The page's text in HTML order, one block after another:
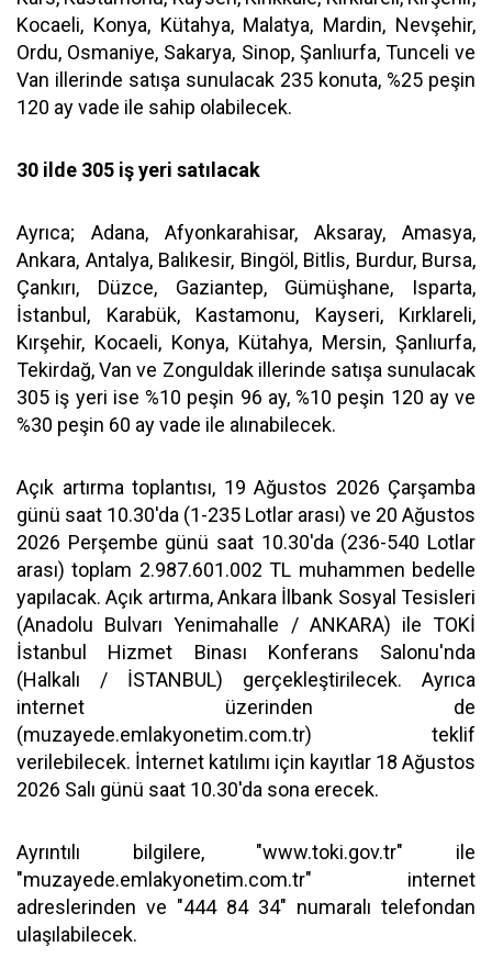
Kocaeli, Konya, Kütahya, Malatya, Mardin, Nevşehir,
Ordu, Osmaniye, Sakarya, Sinop, Şanlıurfa, Tunceli ve
Van illerinde satışa sunulacak 235 konuta, %25 peşin
120 ay vade ile sahip olabilecek.
30 ilde 305 iş yeri satılacak
Ayrıca; Adana, Afyonkarahisar, Aksaray, Amasya,
Ankara, Antalya, Balıkesir, Bingöl, Bitlis, Burdur, Bursa,
Çankırı, Düzce, Gaziantep, Gümüşhane, Isparta,
İstanbul, Karabük, Kastamonu, Kayseri, Kırklareli,
Kırşehir, Kocaeli, Konya, Kütahya, Mersin, Şanlıurfa,
Tekirdağ, Van ve Zonguldak illerinde satışa sunulacak
305 iş yeri ise %10 peşin 96 ay, %10 peşin 120 ay ve
%30 peşin 60 ay vade ile alınabilecek.
Açık artırma toplantısı, 19 Ağustos 2026 Çarşamba
günü saat 10.30'da (1-235 Lotlar arası) ve 20 Ağustos
2026 Perşembe günü saat 10.30'da (236-540 Lotlar
arası) toplam 2.987.601.002 TL muhammen bedelle
yapılacak. Açık artırma, Ankara İlbank Sosyal Tesisleri
(Anadolu Bulvarı Yenimahalle / ANKARA) ile TOKİ
İstanbul Hizmet Binası Konferans Salonu'nda
(Halkalı / İSTANBUL) gerçekleştirilecek. Ayrıca
internet üzerinden de
(muzayede.emlakyonetim.com.tr) teklif
verilebilecek. İnternet katılımı için kayıtlar 18 Ağustos
2026 Salı günü saat 10.30'da sona erecek.
Ayrıntılı bilgilere, "www.toki.gov.tr" ile
"muzayede.emlakyonetim.com.tr" internet
adreslerinden ve "444 84 34" numaralı telefondan
ulaşılabilecek.